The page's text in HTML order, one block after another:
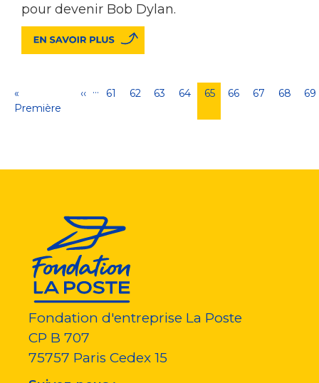
pour devenir Bob Dylan.
Pagination
Première
page
«
Première
Page
‹‹ … Page
61 Page
62 Page
63 Page
64
Page
65 Page
66 Page
67 Page
68 69
Fondation d'entreprise La Poste
CP B 707
75757 Paris Cedex 15